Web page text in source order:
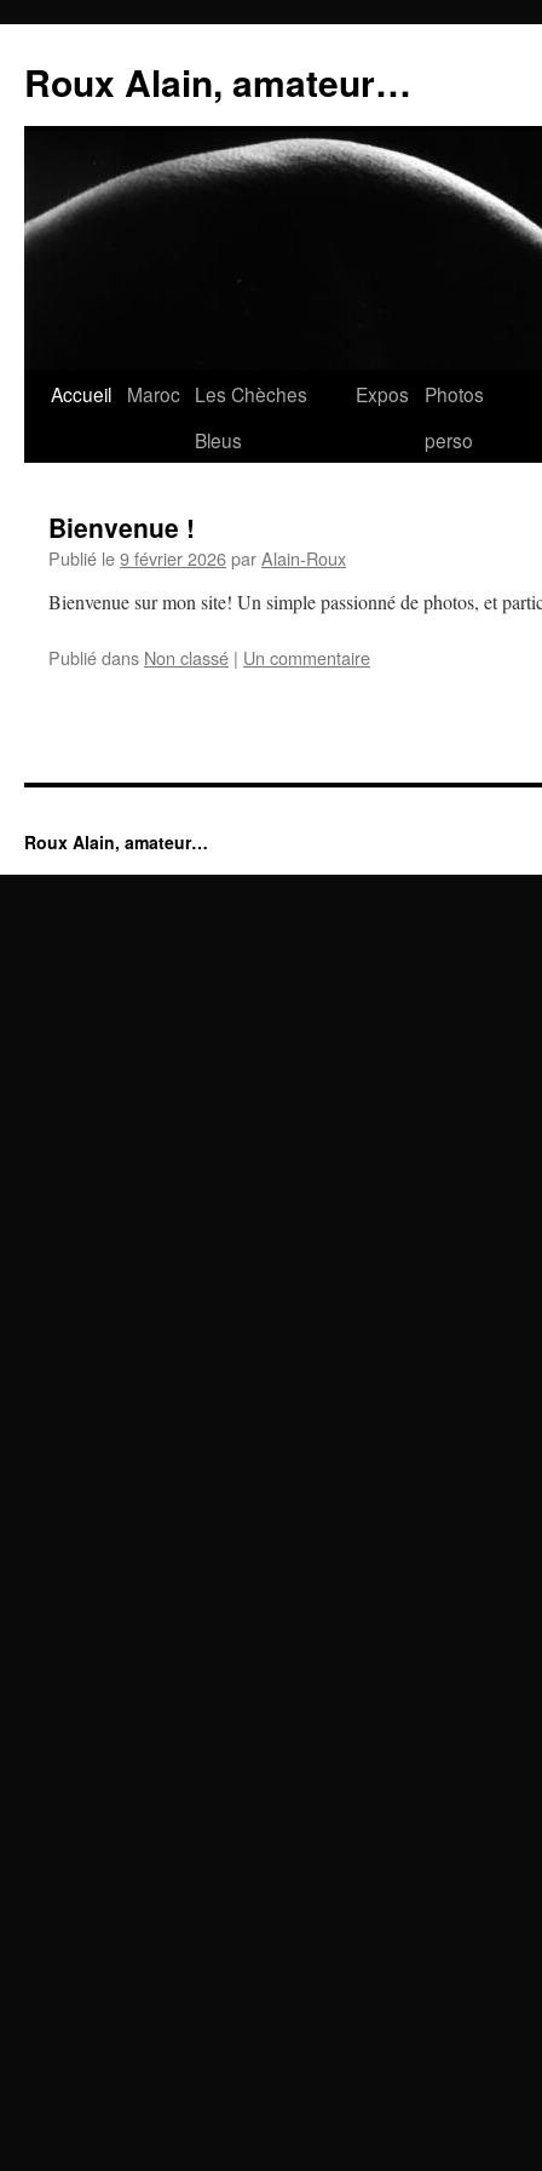
contenu
Roux Alain, amateur…
Accueil Maroc Les Chèches
Bleus
Expos
Photos
perso
Bienvenue !
Publié le9 février 2026parAlain-Roux
Bienvenue sur mon site! Un simple passionné de photos, et
Publié dans Non classé | Un commentaire
Roux Alain, amateur…